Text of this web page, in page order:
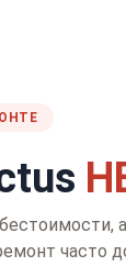
часто